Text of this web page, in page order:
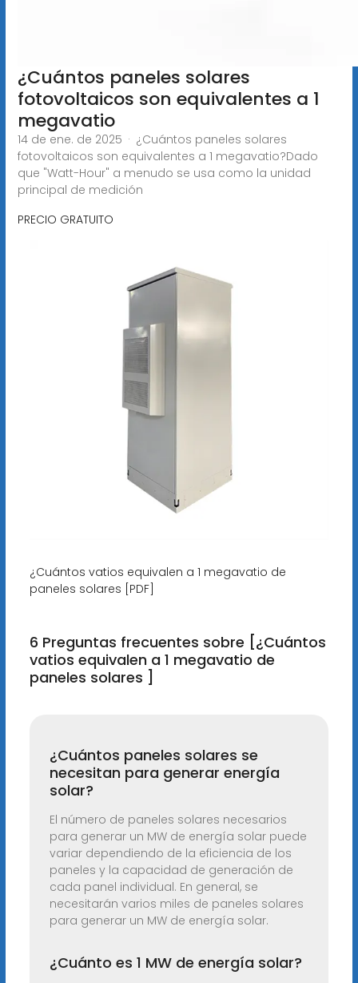
¿Cuántos paneles solares
fotovoltaicos son equivalentes a 1
megavatio
14 de ene. de 2025 · ¿Cuántos paneles solares
fotovoltaicos son equivalentes a 1 megavatio?Dado
que "Watt-Hour" a menudo se usa como la unidad
principal de medición
PRECIO GRATUITO
¿Cuántos vatios equivalen a 1 megavatio de
paneles solares [PDF]
6 Preguntas frecuentes sobre [¿Cuántos
vatios equivalen a 1 megavatio de
paneles solares ]
¿Cuántos paneles solares se
necesitan para generar energía
solar?
El número de paneles solares necesarios
para generar un MW de energía solar puede
variar dependiendo de la eficiencia de los
paneles y la capacidad de generación de
cada panel individual. En general, se
necesitarán varios miles de paneles solares
para generar un MW de energía solar.
¿Cuánto es 1 MW de energía solar?